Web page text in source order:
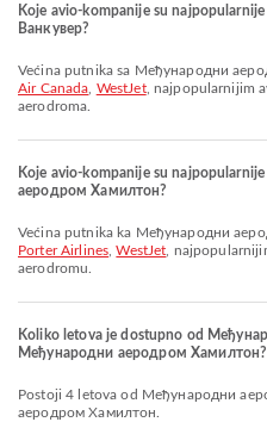
Koje avio-kompanije su
Ванкувер?
Većina putnika sa Међународни
Air Canada WestJet, najpopularnijim
aerodroma.
Koje avio-kompanije su
аеродром Хамилтон?
Većina putnika ka Међународни
Porter Airlines ,WestJet ,
aerodromu.
Koliko letova je dostupno od
Међународни аеродром Хамилтон?
Postoji 4 letova od Међународни аеродром Ванкувер do Међународни
аеродром Хамилтон.